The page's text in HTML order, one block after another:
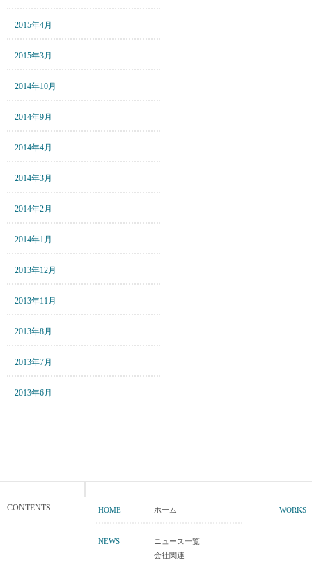
2015年4月
2015年3月
2014年10月
2014年9月
2014年4月
2014年3月
2014年2月
2014年1月
2013年12月
2013年11月
2013年8月
2013年7月
2013年6月
CONTENTS HOME ホーム
NEWS
ニュース一覧
会社関連
WORKS